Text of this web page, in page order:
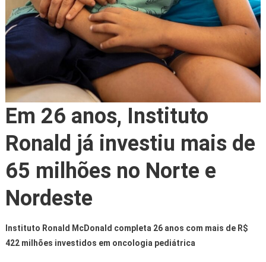
Em 26 anos, Instituto
Ronald já investiu mais de
65 milhões no Norte e
Nordeste
Instituto Ronald McDonald completa 26 anos com mais de R$
422 milhões investidos em oncologia pediátrica